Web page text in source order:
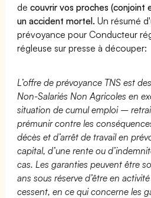
decouvrir vos proches (conjoint
un accident mortel. Un résumé
prévoyance pour Conducteur
régleuse sur presse à découper:
L’offre de prévoyance TNS est
Non-Salariés Non Agricoles en
situation de cumul emploi –
prémunir contre les
décès et d’arrêt de travail en
capital, d’une rente ou
cas. Les garanties peuvent être
ans sous réserve d’être en
cessent, en ce qui concerne les